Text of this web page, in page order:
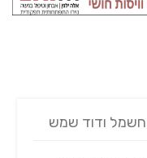
ודוד שמש